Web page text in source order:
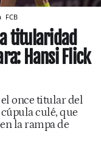
FCB
titularidad
Hansi Flick
once titular del
culé, que
la rampa de